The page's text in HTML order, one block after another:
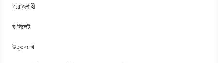
গ.রাজশাহী
ঘ.সিলেট
উত্তরঃ খ